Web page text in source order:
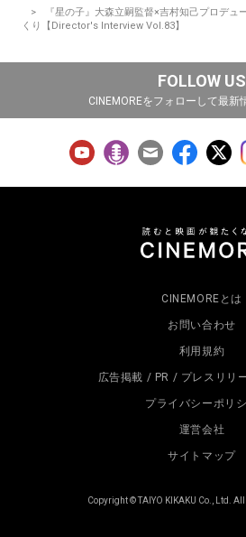
『星の子』大森立嗣監督×吉村知己プロデ
くり【Director's Interview Vol.83】
FOLLOW US
CINEMOREをフォローして最新
CINEMOREとは
お問い合わせ
利用規約
広告掲載 / PR / プレスリリ
プライバシーポリ
運営会社
サイトマップ
Copyright © TAIYO KIKAKU Co., Ltd.